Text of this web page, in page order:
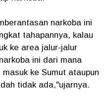
narkoba ini
tahapannya, kalau
ke area jalur-jalur
ini dari mana
ke Sumut ataupun
tidak ada,"ujarnya.